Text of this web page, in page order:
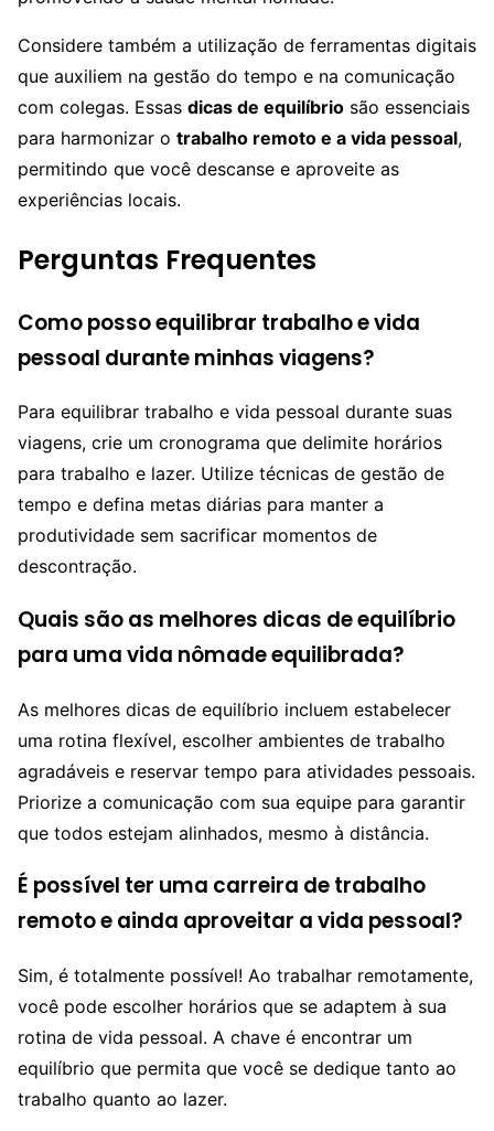
Considere também a utilização de ferramentas digitais
que auxiliem na gestão do tempo e na comunicação
com colegas. Essas dicas de equilíbrio são essenciais
para harmonizar o trabalho remoto e a vida pessoal,
permitindo que você descanse e aproveite as
experiências locais.
Perguntas Frequentes
Como posso equilibrar trabalho e vida
pessoal durante minhas viagens?
Para equilibrar trabalho e vida pessoal durante suas
viagens, crie um cronograma que delimite horários
para trabalho e lazer. Utilize técnicas de gestão de
tempo e defina metas diárias para manter a
produtividade sem sacrificar momentos de
descontração.
Quais são as melhores dicas de equilíbrio
para uma vida nômade equilibrada?
As melhores dicas de equilíbrio incluem estabelecer
uma rotina flexível, escolher ambientes de trabalho
agradáveis e reservar tempo para atividades pessoais.
Priorize a comunicação com sua equipe para garantir
que todos estejam alinhados, mesmo à distância.
É possível ter uma carreira de trabalho
remoto e ainda aproveitar a vida pessoal?
Sim, é totalmente possível! Ao trabalhar remotamente,
você pode escolher horários que se adaptem à sua
rotina de vida pessoal. A chave é encontrar um
equilíbrio que permita que você se dedique tanto ao
trabalho quanto ao lazer.